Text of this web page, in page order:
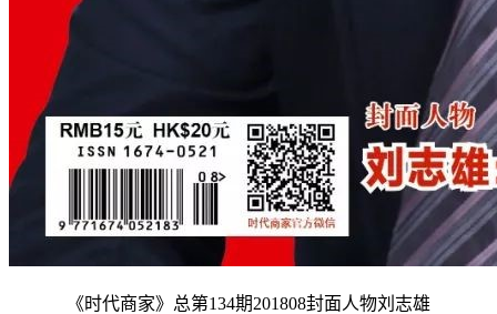
《时代商家》总第134期201808封面人物刘志雄